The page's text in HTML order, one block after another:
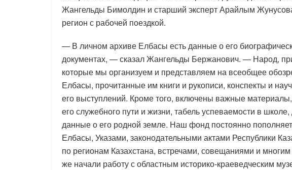
Жангельды Бимолдин и старший эксперт Арайлым
регион с рабочей поездкой.
— В личном архиве Елбасы есть данные о его
документах, — сказал Жангельды Бержанович. — Народ,
которые мы организуем и представляем на всеобщее
Елбасы, прочитанные им книги и рукописи, конспекты и
его выступлений. Кроме того, включены важные
его служебного пути и жизни, табель успеваемости в
данные о его родной земле. Наш фонд постоянно
Елбасы, Указами, законодательными актами Республики
по регионам Казахстана, встречами, совещаниями и
же начали работу с областным историко-краеведческим